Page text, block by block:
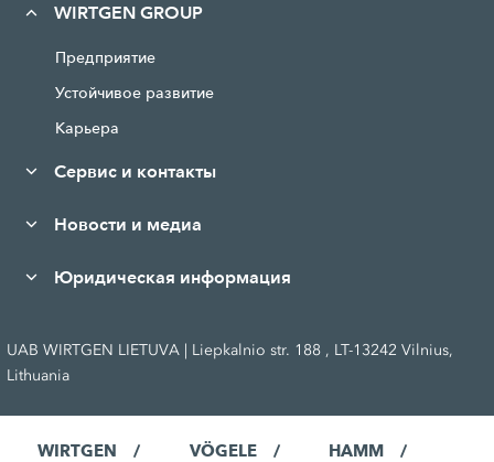
WIRTGEN GROUP
Предприятие
Устойчивое развитие
Карьера
Сервис и контакты
Новости и медиа
Юридическая информация
UAB WIRTGEN LIETUVA | Liepkalnio str. 188 , LT-13242 Vilnius,
Lithuania
WIRTGEN VÖGELE HAMM